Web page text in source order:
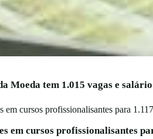
Moeda tem 1.015 vagas e
em cursos profissionalisantes